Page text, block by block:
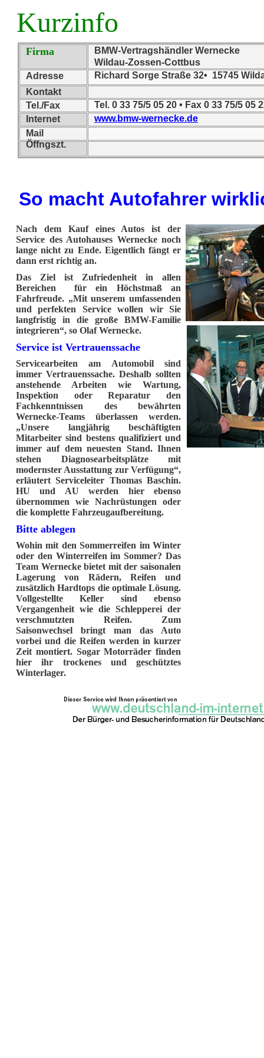
Kurzinfo
Firma
BMW-Vertragshändler Wernecke
Wildau-Zossen-Cottbus
Adresse
Richard Sorge Straße 32• 15745
Kontakt
Tel./Fax
Tel. 0 33 75/5 05 20 • Fax 0 33 75/5 05
Internet
www.bmw-wernecke.de
Mail
Öffngszt.
So macht Autofahrer
Nach dem Kauf eines Autos ist der
Service des Autohauses Wernecke noch
lange nicht zu Ende. Eigentlich fängt er
dann erst richtig an.
Das Ziel ist Zufriedenheit in allen
Bereichen für ein Höchstmaß an
Fahrfreude. „Mit unserem umfassenden
und perfekten Service wollen wir Sie
langfristig in die große BMW-Familie
integrieren“, so Olaf Wernecke.
Service ist Vertrauenssache
Servicearbeiten am Automobil sind
immer Vertrauenssache. Deshalb sollten
anstehende Arbeiten wie Wartung,
Inspektion oder Reparatur den
Fachkenntnissen des bewährten
Wernecke-Teams überlassen werden.
„Unsere langjährig beschäftigten
Mitarbeiter sind bestens qualifiziert und
immer auf dem neuesten Stand. Ihnen
stehen Diagnosearbeitsplätze mit
modernster Ausstattung zur Verfügung“,
erläutert Serviceleiter Thomas Baschin.
HU und AU werden hier ebenso
übernommen wie Nachrüstungen oder
die komplette Fahrzeugaufbereitung.
Bitte ablegen
Wohin mit den Sommerreifen im Winter
oder den Winterreifen im Sommer? Das
Team Wernecke bietet mit der saisonalen
Lagerung von Rädern, Reifen und
zusätzlich Hardtops die optimale Lösung.
Vollgestellte Keller sind ebenso
Vergangenheit wie die Schlepperei der
verschmutzten Reifen. Zum
Saisonwechsel bringt man das Auto
vorbei und die Reifen werden in kurzer
Zeit montiert. Sogar Motorräder finden
hier ihr trockenes und geschütztes
Winterlager.